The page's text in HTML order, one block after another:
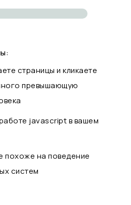
страницы и кликаете
превышающую
javascript в вашем
похоже на поведение
систем